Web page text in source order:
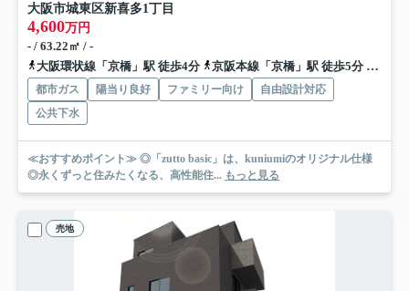
大阪市城東区新喜多1丁目
4,600万円
- / 63.22㎡ / -
大阪環状線「京橋」駅 徒歩4分
京阪本線「京橋」駅 徒歩5分 地下
都市ガス 陽当り良好 ファミリー向け
自由設計対応
公共下水
≪おすすめポイント≫ ◎「zutto basic」は、kuniumiのオリジナル仕様
◎永くずっと住みたくなる、高性能住... もっと見る
売地